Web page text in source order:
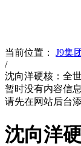
当前位置： J9集
/
沈向洋硬核：全
暂时没有内容信
请先在网站后台
沈向洋